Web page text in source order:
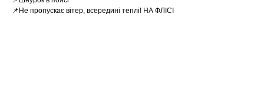
📌Не пропускає вітер, всередині теплі! НА ФЛІСІ